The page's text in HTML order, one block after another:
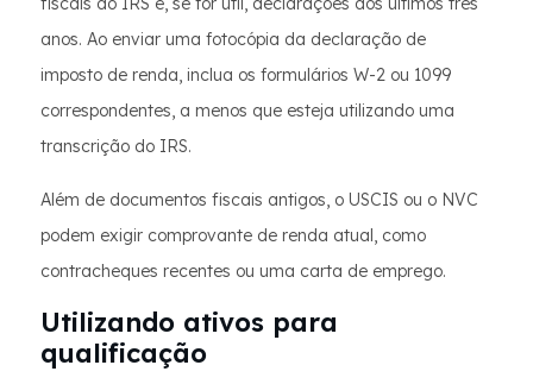
anos. Ao enviar uma fotocópia da declaração de
imposto de renda, inclua os formulários W-2 ou 1099
correspondentes, a menos que esteja utilizando uma
transcrição do IRS.
Além de documentos fiscais antigos, o USCIS ou o NVC
podem exigir comprovante de renda atual, como
contracheques recentes ou uma carta de emprego.
Utilizando ativos para
qualificação